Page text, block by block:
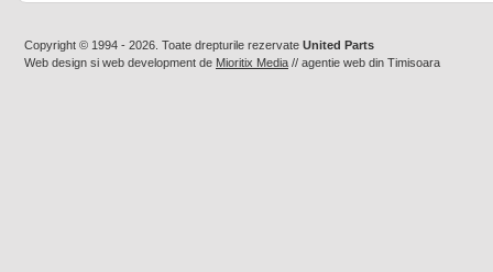
Copyright © 1994 - 2026. Toate drepturile rezervate United Parts
Web design si web development de Mioritix Media // agentie web din Timisoara